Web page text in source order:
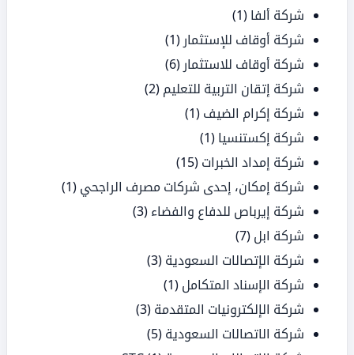
شركة ألفا (1)
شركة أوقاف للإستثمار (1)
شركة أوقاف للاستثمار (6)
شركة إتقان التربية للتعليم (2)
شركة إكرام الضيف (1)
شركة إكستنسيا (1)
شركة إمداد الخبرات (15)
شركة إمكان، إحدى شركات مصرف الراجحي (1)
شركة إيرباص للدفاع والفضاء (3)
شركة ابل (7)
شركة الإتصالات السعودية (3)
شركة الإسناد المتكامل (1)
شركة الإلكترونيات المتقدمة (3)
شركة الاتصالات السعودية (5)